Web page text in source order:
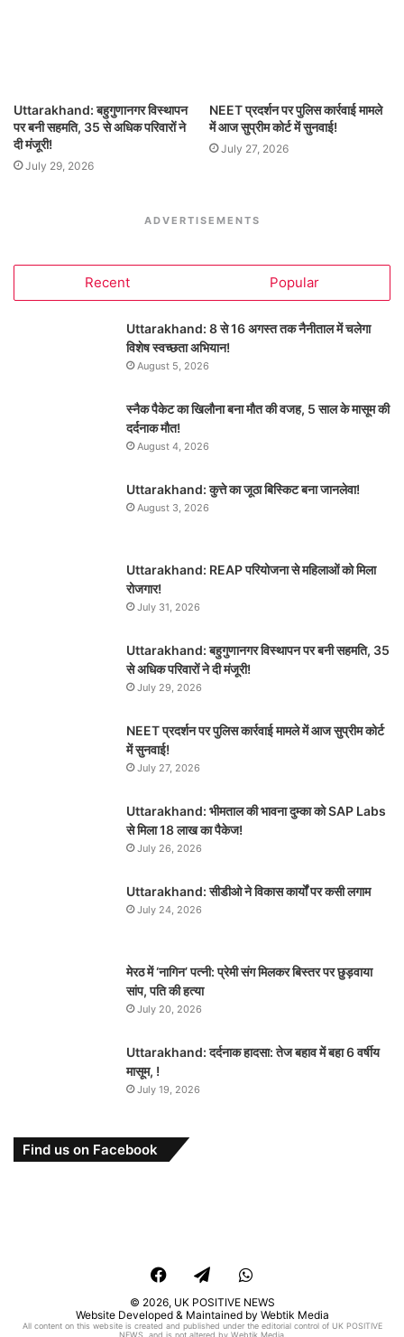
Uttarakhand: बहुगुणानगर विस्थापन
पर बनी सहमति, 35 से अधिक परिवारों ने
दी मंजूरी!
July 29, 2026
NEET प्रदर्शन पर पुलिस कार्रवाई मामले
में आज सुप्रीम कोर्ट में सुनवाई!
July 27, 2026
ADVERTISEMENTS
Recent Popular
Uttarakhand: 8 से 16 अगस्त तक नैनीताल में चलेगा
विशेष स्वच्छता अभियान!
August 5, 2026
स्नैक पैकेट का खिलौना बना मौत की वजह, 5 साल के मासूम की
दर्दनाक मौत!
August 4, 2026
Uttarakhand: कुत्ते का जूठा बिस्किट बना जानलेवा!
August 3, 2026
Uttarakhand: REAP परियोजना से महिलाओं को मिला
रोजगार!
July 31, 2026
Uttarakhand: बहुगुणानगर विस्थापन पर बनी सहमति, 35
से अधिक परिवारों ने दी मंजूरी!
July 29, 2026
NEET प्रदर्शन पर पुलिस कार्रवाई मामले में आज सुप्रीम कोर्ट
में सुनवाई!
July 27, 2026
Uttarakhand: भीमताल की भावना दुम्का को SAP Labs
से मिला 18 लाख का पैकेज!
July 26, 2026
Uttarakhand: सीडीओ ने विकास कार्यों पर कसी लगाम
July 24, 2026
मेरठ में ‘नागिन’ पत्नी: प्रेमी संग मिलकर बिस्तर पर छुड़वाया
सांप, पति की हत्या
July 20, 2026
Uttarakhand: दर्दनाक हादसा: तेज बहाव में बहा 6 वर्षीय
मासूम, !
July 19, 2026
Find us on Facebook
FacebookTelegramWhatsApp
© 2026, UK POSITIVE NEWS
Website Developed & Maintained by Webtik Media
All content on this website is created and published under the editorial control of UK POSITIVE
NEWS, and is not altered by Webtik Media.